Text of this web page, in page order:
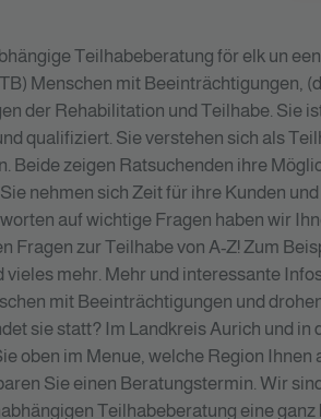
Teilhabeberatung för elk un
Menschen mit Beeinträchtigungen,
der Rehabilitation und Teilhabe. Sie
qualifiziert. Sie verstehen sich als
Beide zeigen Ratsuchenden ihre
nehmen sich Zeit für ihre Kunden
auf wichtige Fragen haben wir
Fragen zur Teilhabe von A-Z! Zum
mehr. Mehr und interessante
mit Beeinträchtigungen und
sie statt? Im Landkreis Aurich und
oben im Menue, welche Region
Sie einen Beratungstermin. Wir
Teilhabeberatung eine